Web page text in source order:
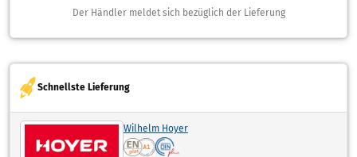
Der Händler meldet sich bezüglich der Lieferung
Schnellste Lieferung
Wilhelm Hoyer